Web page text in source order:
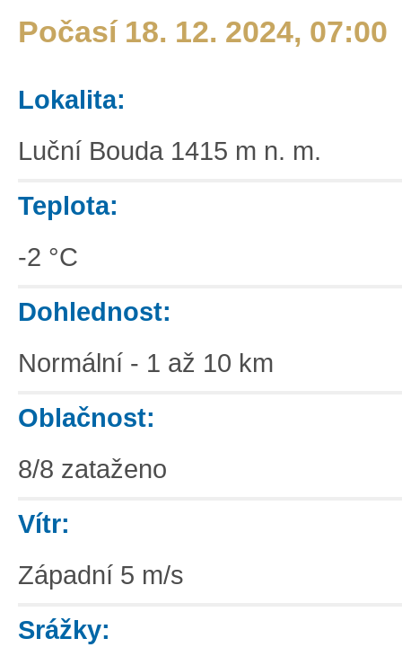
Počasí 18. 12. 2024, 07:00
Lokalita:
Luční Bouda 1415 m n. m.
Teplota:
-2 °C
Dohlednost:
Normální - 1 až 10 km
Oblačnost:
8/8 zataženo
Vítr:
Západní 5 m/s
Srážky: